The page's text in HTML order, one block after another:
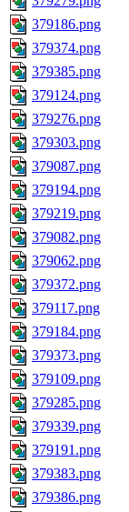
379186.png
379374.png
379385.png
379124.png
379276.png
379303.png
379087.png
379194.png
379219.png
379082.png
379062.png
379372.png
379117.png
379184.png
379373.png
379109.png
379285.png
379339.png
379191.png
379383.png
379386.png